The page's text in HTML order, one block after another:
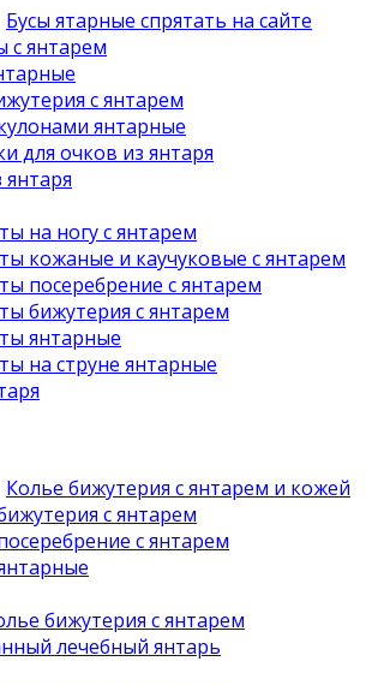
Бусы ятарные спрятать на сайте
с янтарем
с янтарем
янтарные
для очков из янтаря
янтаря
на ногу с янтарем
кожаные и каучуковые с янтарем
посеребрение с янтарем
бижутерия с янтарем
янтарные
на струне янтарные
Колье бижутерия с янтарем и кожей
с янтарем
с янтарем
бижутерия с янтарем
лечебный янтарь